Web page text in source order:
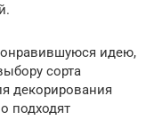
идею,
сорта
декорирования
подходят